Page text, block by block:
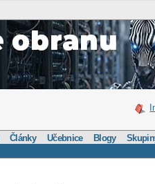
Články Učebnice Blogy